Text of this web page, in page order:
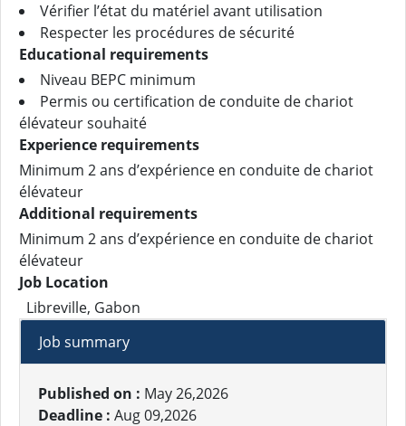
Vérifier l’état du matériel avant utilisation
Respecter les procédures de sécurité
Educational requirements
Niveau BEPC minimum
Permis ou certification de conduite de chariot
élévateur souhaité
Experience requirements
Minimum 2 ans d’expérience en conduite de chariot
élévateur
Additional requirements
Minimum 2 ans d’expérience en conduite de chariot
élévateur
Job Location
Libreville, Gabon
Job summary
Published on : May 26,2026
Deadline : Aug 09,2026